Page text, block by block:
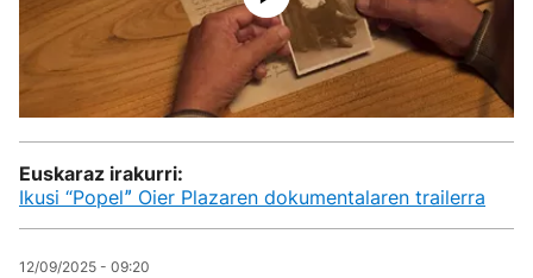
Euskaraz irakurri:
Ikusi “Popelˮ Oier Plazaren dokumentalaren trailerra
12/09/2025 - 09:20